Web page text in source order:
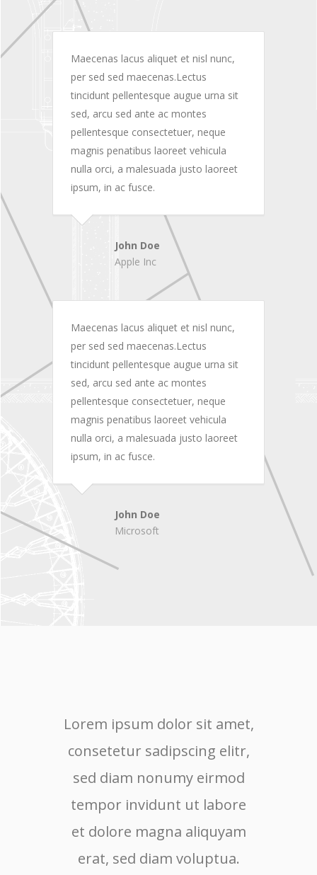
Maecenas lacus aliquet et nisl nunc,
per sed sed maecenas.Lectus
tincidunt pellentesque augue urna sit
sed, arcu sed ante ac montes
pellentesque consectetuer, neque
magnis penatibus laoreet vehicula
nulla orci, a malesuada justo laoreet
ipsum, in ac fusce.
John Doe
Apple Inc
Maecenas lacus aliquet et nisl nunc,
per sed sed maecenas.Lectus
tincidunt pellentesque augue urna sit
sed, arcu sed ante ac montes
pellentesque consectetuer, neque
magnis penatibus laoreet vehicula
nulla orci, a malesuada justo laoreet
ipsum, in ac fusce.
John Doe
Microsoft
Lorem ipsum dolor sit amet,
consetetur sadipscing elitr,
sed diam nonumy eirmod
tempor invidunt ut labore
et dolore magna aliquyam
erat, sed diam voluptua.